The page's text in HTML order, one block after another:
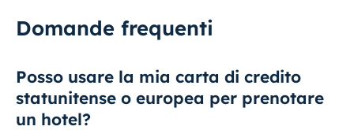
Domande frequenti
Posso usare la mia carta di credito
statunitense o europea per prenotare
un hotel?